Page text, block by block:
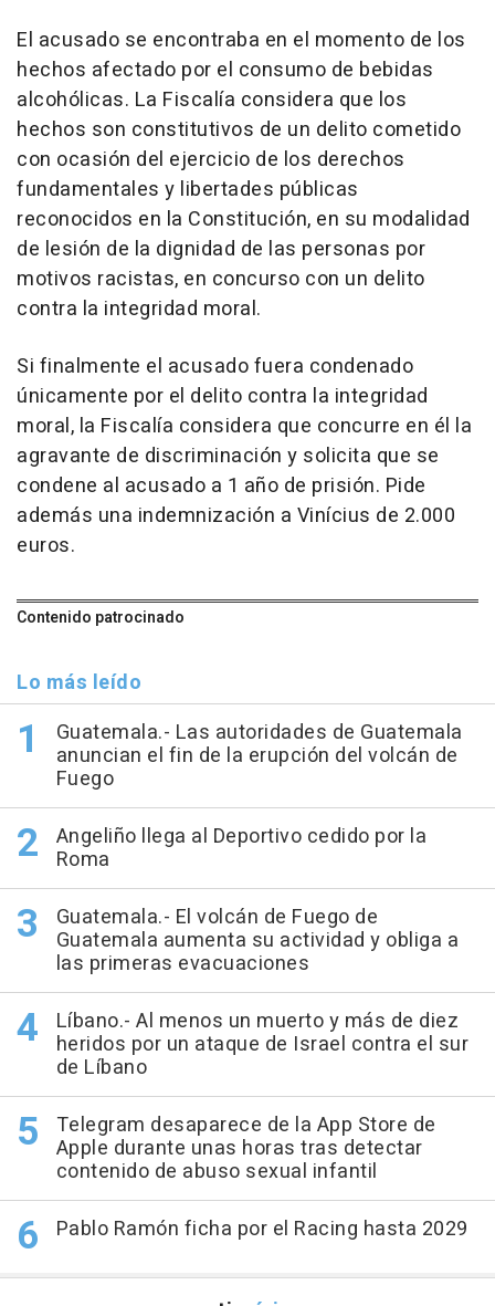
El acusado se encontraba en el momento de los
hechos afectado por el consumo de bebidas
alcohólicas. La Fiscalía considera que los
hechos son constitutivos de un delito cometido
con ocasión del ejercicio de los derechos
fundamentales y libertades públicas
reconocidos en la Constitución, en su modalidad
de lesión de la dignidad de las personas por
motivos racistas, en concurso con un delito
contra la integridad moral.
Si finalmente el acusado fuera condenado
únicamente por el delito contra la integridad
moral, la Fiscalía considera que concurre en él la
agravante de discriminación y solicita que se
condene al acusado a 1 año de prisión. Pide
además una indemnización a Vinícius de 2.000
euros.
Contenido patrocinado
Lo más leído
Guatemala.- Las autoridades de Guatemala
anuncian el fin de la erupción del volcán de
Fuego
Angeliño llega al Deportivo cedido por la
Roma
Guatemala.- El volcán de Fuego de
Guatemala aumenta su actividad y obliga a
las primeras evacuaciones
Líbano.- Al menos un muerto y más de diez
heridos por un ataque de Israel contra el sur
de Líbano
Telegram desaparece de la App Store de
Apple durante unas horas tras detectar
contenido de abuso sexual infantil
Pablo Ramón ficha por el Racing hasta 2029